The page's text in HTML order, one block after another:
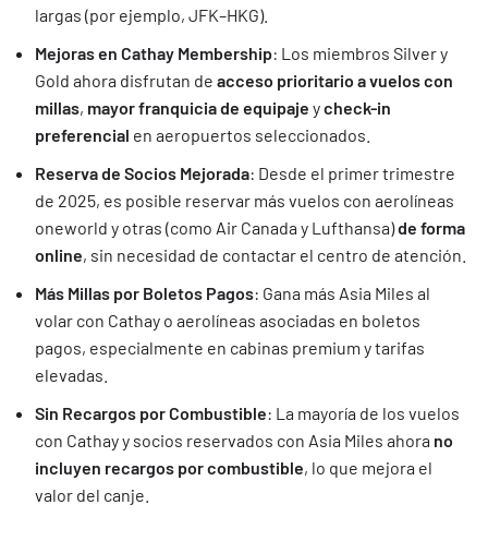
largas (por ejemplo, JFK–HKG).
Mejoras en Cathay Membership: Los miembros Silver y
Gold ahora disfrutan de acceso prioritario a vuelos con
millas, mayor franquicia de equipaje ycheck-in
preferencial en aeropuertos seleccionados.
Reserva de Socios Mejorada: Desde el primer trimestre
de 2025, es posible reservar más vuelos con aerolíneas
oneworld y otras (como Air Canada y Lufthansa)de forma
online, sin necesidad de contactar el centro de atención.
Más Millas por Boletos Pagos: Gana más Asia Miles al
volar con Cathay o aerolíneas asociadas en boletos
pagos, especialmente en cabinas premium y tarifas
elevadas.
Sin Recargos por Combustible: La mayoría de los vuelos
con Cathay y socios reservados con Asia Miles ahora no
incluyen recargos por combustible, lo que mejora el
valor del canje.